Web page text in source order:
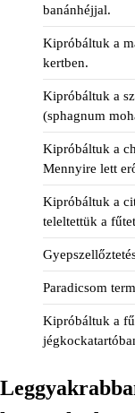
banánhéjjal.
Kipróbáltuk a
kertben.
Kipróbáltuk a
(sphagnum
Kipróbáltuk a
Mennyire lett
Kipróbáltuk a
teleltettük a
Paradicsom
Kipróbáltuk a